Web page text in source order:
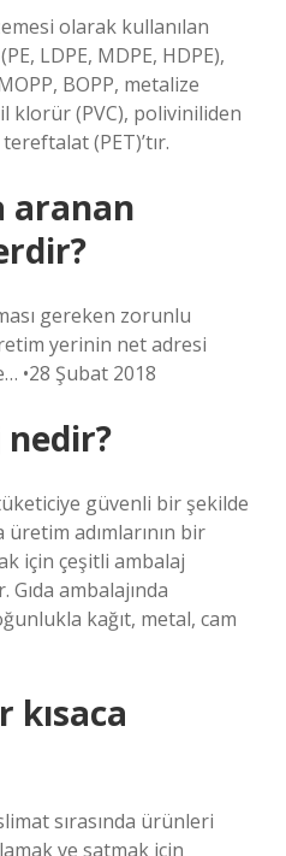
olarak kullanılan
LDPE, MDPE, HDPE),
BOPP, metalize
klorür (PVC), poliviniliden
(PET)’tır.
aranan
gereken zorunlu
yerinin net adresi
•28 Şubat 2018
nedir?
güvenli bir şekilde
üretim adımlarının bir
için çeşitli ambalaj
ambalajında
kağıt, metal, cam
kısaca
sırasında ürünleri
ve satmak için